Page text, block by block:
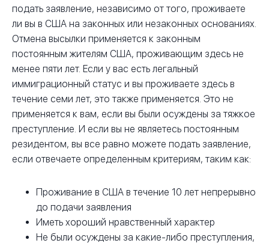
подать заявление, независимо от того, проживаете
ли вы в США на законных или незаконных основаниях.
Отмена высылки применяется к законным
постоянным жителям США, проживающим здесь не
менее пяти лет. Если у вас есть легальный
иммиграционный статус и вы проживаете здесь в
течение семи лет, это также применяется. Это не
применяется к вам, если вы были осуждены за тяжкое
преступление. И если вы не являетесь постоянным
резидентом, вы все равно можете подать заявление,
если отвечаете определенным критериям, таким как:
Проживание в США в течение 10 лет непрерывно
до подачи заявления
Иметь хороший нравственный характер
Не были осуждены за какие-либо преступления,